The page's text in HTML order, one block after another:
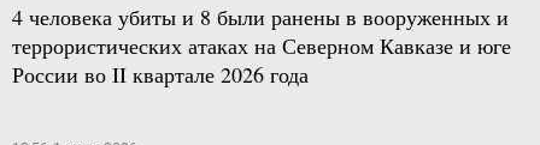
4 человека убиты и 8 были ранены в вооруженных и
террористических атаках на Северном Кавказе и юге
России во II квартале 2026 года